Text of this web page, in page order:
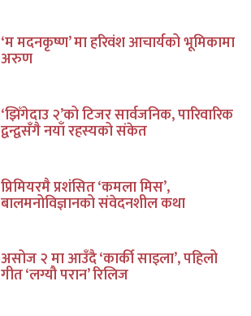
‘म मदनकृष्ण’ मा हरिवंश आचार्यको भूमिकामा
अरुण
‘झिँगेदाउ २’को टिजर सार्वजनिक, पारिवारिक
द्वन्द्वसँगै नयाँ रहस्यको संकेत
प्रिमियरमै प्रशंसित ‘कमला मिस’,
बालमनोविज्ञानको संवेदनशील कथा
असोज २ मा आउँदै ‘कार्की साइला’, पहिलो
गीत ‘लग्यौ परान’ रिलिज